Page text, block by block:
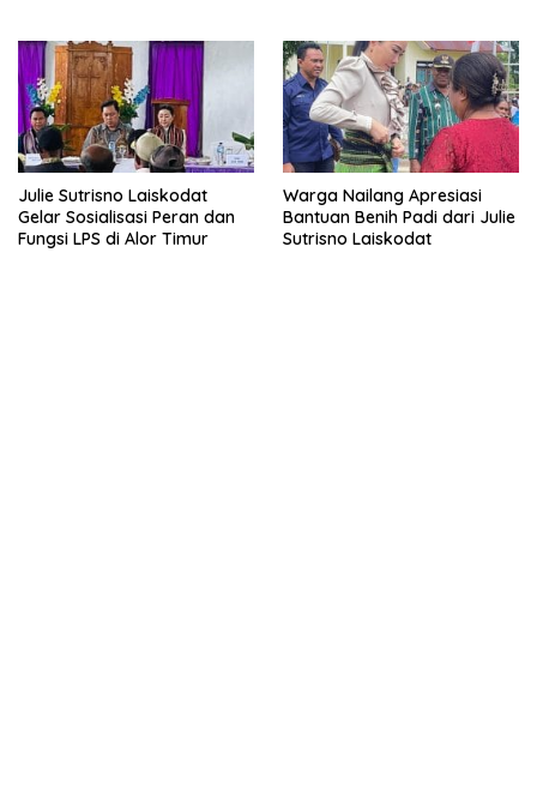
Julie Sutrisno Laiskodat
Gelar Sosialisasi Peran dan
Fungsi LPS di Alor Timur
Warga Nailang Apresiasi
Bantuan Benih Padi dari Julie
Sutrisno Laiskodat